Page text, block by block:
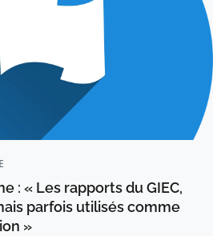
: « Les rapports du GIEC,
parfois utilisés comme
»